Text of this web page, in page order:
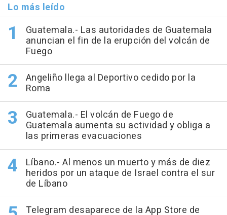
Lo más leído
Guatemala.- Las autoridades de Guatemala
anuncian el fin de la erupción del volcán de
Fuego
Angeliño llega al Deportivo cedido por la
Roma
Guatemala.- El volcán de Fuego de
Guatemala aumenta su actividad y obliga a
las primeras evacuaciones
Líbano.- Al menos un muerto y más de diez
heridos por un ataque de Israel contra el sur
de Líbano
Telegram desaparece de la App Store de